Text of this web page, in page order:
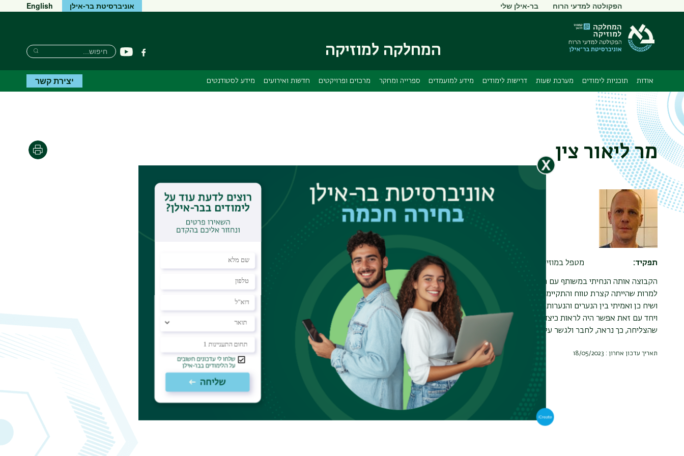
ראשי
תפריט
משני
הפקולטה למדעי הרוח בר-אילן שלי אוניברסיטת בר-אילן English
המחלקה למוזיקה פייסבוקיוטיוב
חיפוש
חיפוש
חיפוש
אודות תוכניות לימודים מערכת שעות דרישות לימודים מידע למועמדים ספרייה ומחקר מרכזים ופרויקטים חדשות ואירועים מידע לסטודנטים יצירת קשר
מר ליאור צין הדפסה
תפקיד מטפל במוזיקה
הקבוצה אותה הנחיתי במשותף עם חברי ללימודים ענאן, מנתה עשרהבני נוער ערבים ויהודיםמקריית יערים ומאבו גוש.
למרות שהייתה קצרת טווח והתקיימה למשך ארבעה מפגשים בלבד, הרגשתי שבעזרת המוזיקה וההנחיה המשותפת נוצרו קרבה
ושיח כן ואמיתי בין הנערים והנערות משני המגזרים השונים. הם העזו לגעת בנקודות כאובות הקשורות לסכסוך הערבי-ישראלי
ויחד עם זאת אפשר היה לראות כיצד נרקמים ביניהם יחסי חברות המבוססים, בין השאר, על עשייה מוזיקלית משותפת,
שהצליחה, כך נראה, לחבר ולגשר על פערי התרבות והמוצא, ונתנה להם גם הזדמנות פשוט להיות בני נוער שנהנים ביחד.
תאריך עדכון אחרון : 18/05/2023